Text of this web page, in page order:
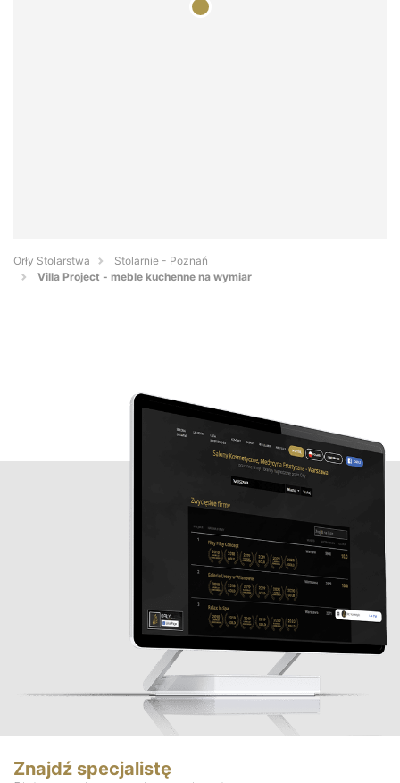
Orły Stolarstwa
Stolarnie - Poznań
Villa Project - meble kuchenne na wymiar
Znajdź specjalistę